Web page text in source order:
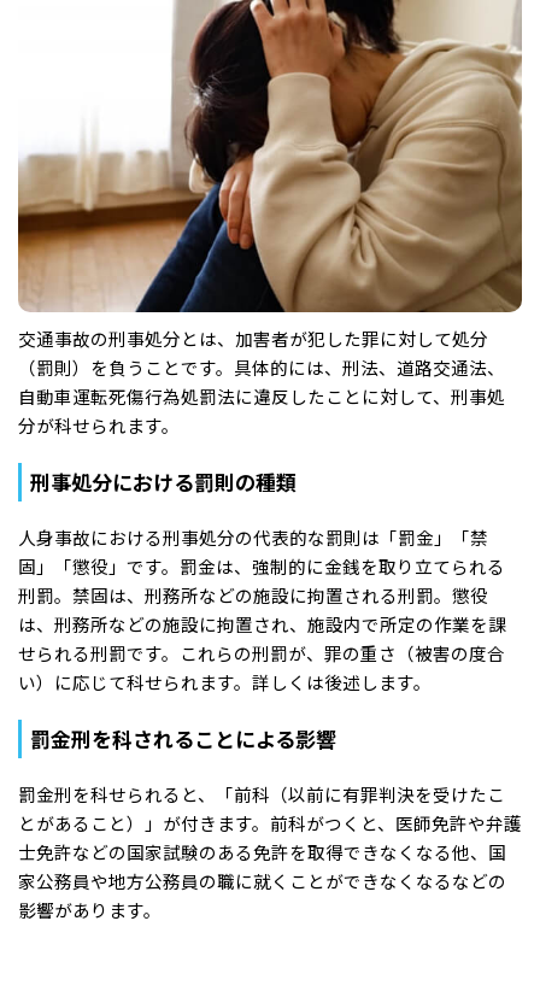
交通事故の刑事処分とは、加害者が犯した罪に対して処分
（罰則）を負うことです。具体的には、刑法、道路交通法、
自動車運転死傷行為処罰法に違反したことに対して、刑事処
分が科せられます。
刑事処分における罰則の種類
人身事故における刑事処分の代表的な罰則は「罰金」「禁
固」「懲役」です。罰金は、強制的に金銭を取り立てられる
刑罰。禁固は、刑務所などの施設に拘置される刑罰。懲役
は、刑務所などの施設に拘置され、施設内で所定の作業を課
せられる刑罰です。これらの刑罰が、罪の重さ（被害の度合
い）に応じて科せられます。詳しくは後述します。
罰金刑を科されることによる影響
罰金刑を科せられると、「前科（以前に有罪判決を受けたこ
とがあること）」が付きます。前科がつくと、医師免許や弁護
士免許などの国家試験のある免許を取得できなくなる他、国
家公務員や地方公務員の職に就くことができなくなるなどの
影響があります。